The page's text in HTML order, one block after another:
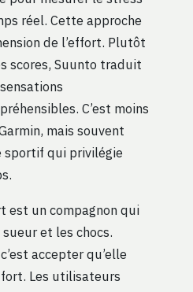
réel. Cette approche
de l’effort. Plutôt
scores, Suunto traduit
C’est moins
mais souvent
qui privilégie
est un compagnon qui
et les chocs.
accepter qu’elle
Les utilisateurs